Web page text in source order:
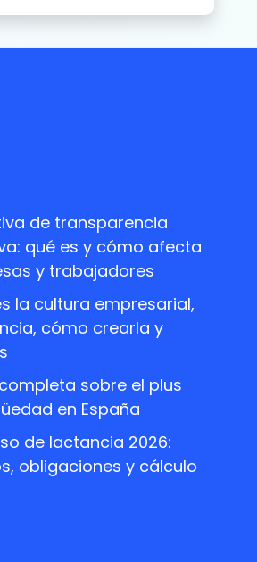
de transparencia
qué es y cómo afecta
y trabajadores
la cultura empresarial,
cómo crearla y
sobre el plus
en España
de lactancia 2026:
obligaciones y cálculo